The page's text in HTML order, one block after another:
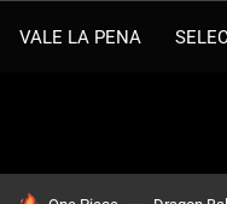
VALE LA PENA